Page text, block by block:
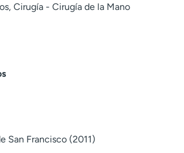
Cirugía - Cirugía de la Mano
San Francisco (2011)